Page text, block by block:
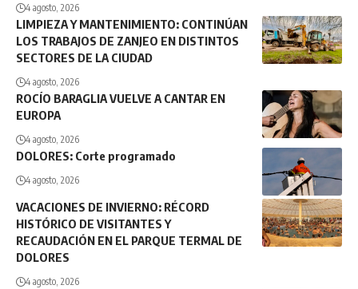
4 agosto, 2026
LIMPIEZA Y MANTENIMIENTO: CONTINÚAN
LOS TRABAJOS DE ZANJEO EN DISTINTOS
SECTORES DE LA CIUDAD
4 agosto, 2026
ROCÍO BARAGLIA VUELVE A CANTAR EN
EUROPA
4 agosto, 2026
DOLORES: Corte programado
4 agosto, 2026
VACACIONES DE INVIERNO: RÉCORD
HISTÓRICO DE VISITANTES Y
RECAUDACIÓN EN EL PARQUE TERMAL DE
DOLORES
4 agosto, 2026